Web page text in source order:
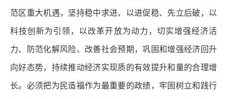
范区重大机遇，坚持稳中求进、以进促稳、先立后破，以
科技创新为引领，以改革开放为动力，切实增强经济活
力、防范化解风险、改善社会预期，巩固和增强经济回升
向好态势，持续推动经济实现质的有效提升和量的合理增
长。必须把为民造福作为最重要的政绩，牢固树立和践行